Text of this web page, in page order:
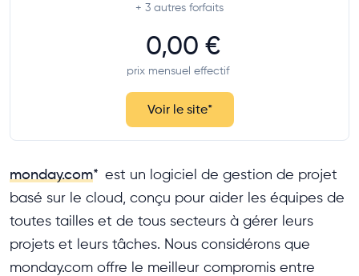
+ 3 autres forfaits
0,00 €
prix mensuel effectif
Voir le site*
monday.com* est un logiciel de gestion de projet
basé sur le cloud, conçu pour aider les équipes de
toutes tailles et de tous secteurs à gérer leurs
projets et leurs tâches. Nous considérons que
monday.com offre le meilleur compromis entre